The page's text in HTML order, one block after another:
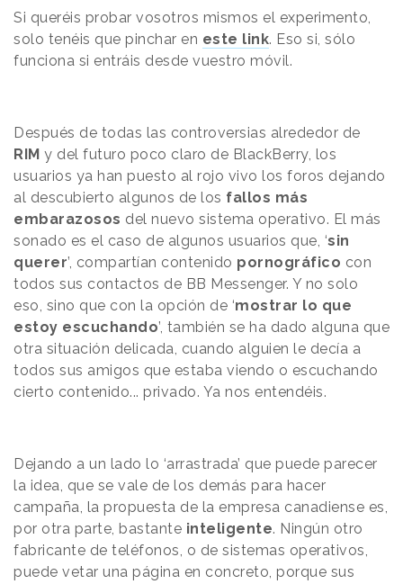
Si queréis probar vosotros mismos el experimento,
solo tenéis que pinchar en este link. Eso si, sólo
funciona si entráis desde vuestro móvil.
Después de todas las controversias alrededor de
RIM y del futuro poco claro de BlackBerry, los
usuarios ya han puesto al rojo vivo los foros dejando
al descubierto algunos de los fallos más
embarazosos del nuevo sistema operativo. El más
sonado es el caso de algunos usuarios que, ‘sin
querer’, compartían contenido pornográfico con
todos sus contactos de BB Messenger. Y no solo
eso, sino que con la opción de ‘mostrar lo que
estoy escuchando’, también se ha dado alguna que
otra situación delicada, cuando alguien le decía a
todos sus amigos que estaba viendo o escuchando
cierto contenido... privado. Ya nos entendéis.
Dejando a un lado lo ‘arrastrada’ que puede parecer
la idea, que se vale de los demás para hacer
campaña, la propuesta de la empresa canadiense es,
por otra parte, bastante inteligente. Ningún otro
fabricante de teléfonos, o de sistemas operativos,
puede vetar una página en concreto, porque sus